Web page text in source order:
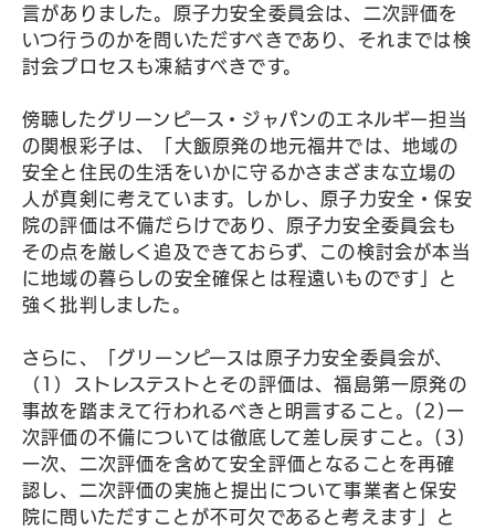
言がありました。原子力安全委員会は、二次評価を
いつ行うのかを問いただすべきであり、それまでは検
討会プロセスも凍結すべきです。
傍聴したグリーンピース・ジャパンのエネルギー担当
の関根彩子は、「大飯原発の地元福井では、地域の
安全と住民の生活をいかに守るかさまざまな立場の
人が真剣に考えています。しかし、原子力安全・保安
院の評価は不備だらけであり、原子力安全委員会も
その点を厳しく追及できておらず、この検討会が本当
に地域の暮らしの安全確保とは程遠いものです」と
強く批判しました。
さらに、「グリーンピースは原子力安全委員会が、
（1）ストレステストとその評価は、福島第一原発の
事故を踏まえて行われるべきと明言すること。(2)一
次評価の不備については徹底して差し戻すこと。(3)
一次、二次評価を含めて安全評価となることを再確
認し、二次評価の実施と提出について事業者と保安
院に問いただすことが不可欠であると考えます」と